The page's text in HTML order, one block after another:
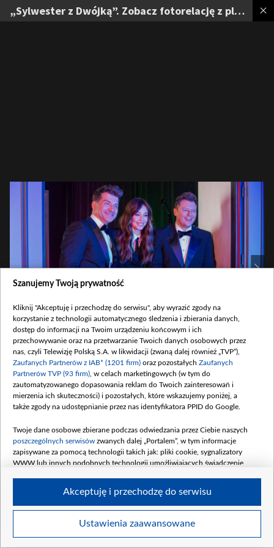
„Sylwester z Dwójką”. Zobacz fotorelację z planu spotu
Na nagraniach oficjalnego spotu „Sylwestra z Dwójką” nie mogło zabraknąć
Tomasza Kammela, Izabelli Krzan oraz Rafała Brzozowskiego. Fot. Waldemar
Kompała/TVP
1
Szczegóły
Szanujemy Twoją prywatność
Kliknij "Akceptuję i przechodzę do serwisu", aby wyrazić zgody na
korzystanie z technologii automatycznego śledzenia i zbierania danych,
dostęp do informacji na Twoim urządzeniu końcowym i ich
przechowywanie oraz na przetwarzanie Twoich danych osobowych przez
nas, czyli Telewizję Polską S.A. w likwidacji (zwaną dalej również „TVP”),
Zaufanych Partnerów z IAB* (1201 firm) oraz pozostałych Zaufanych
Partnerów TVP (93 firm) , w celach marketingowych (w tym do
zautomatyzowanego dopasowania reklam do Twoich zainteresowań i
mierzenia ich skuteczności) i pozostałych, które wskazujemy poniżej, a
także zgody na udostępnianie przez nas identyfikatora PPID do Google.
Twoje dane osobowe zbierane podczas odwiedzania przez Ciebie naszych
poszczególnych serwisów zwanych dalej „Portalem”, w tym informacje
zapisywane za pomocą technologii takich jak: pliki cookie, sygnalizatory
WWW lub innych podobnych technologii umożliwiających świadczenie
Twoje dane osobowe zbierane podczas odwiedzania przez Ciebie
Ustawienia zaawansowane
Akceptuję i przechodzę do serwisu